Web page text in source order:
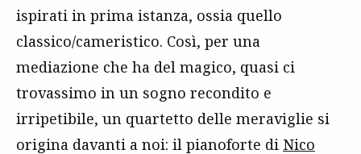
ispirati in prima istanza, ossia quello
classico/cameristico. Così, per una
mediazione che ha del magico, quasi ci
trovassimo in un sogno recondito e
irripetibile, un quartetto delle meraviglie si
origina davanti a noi: il pianoforte di Nico